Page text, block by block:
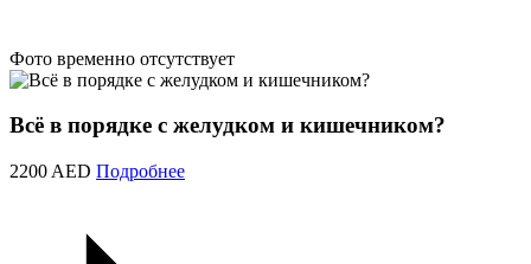
Фото временно отсутствует
Всё в порядке с желудком и кишечником?
2200 AED Подробнее